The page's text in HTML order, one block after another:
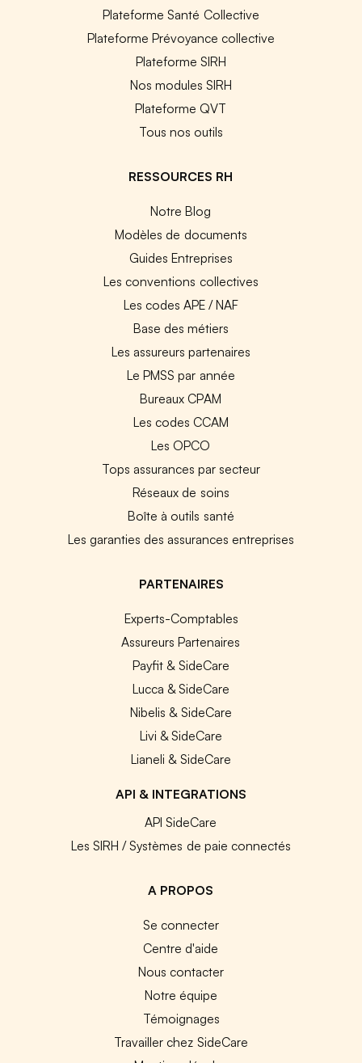
Plateforme Santé Collective
Plateforme Prévoyance collective
Plateforme SIRH
Nos modules SIRH
Plateforme QVT
Tous nos outils
RESSOURCES RH
Notre Blog
Modèles de documents
Guides Entreprises
Les conventions collectives
Les codes APE / NAF
Base des métiers
Les assureurs partenaires
Le PMSS par année
Bureaux CPAM
Les codes CCAM
Les OPCO
Tops assurances par secteur
Réseaux de soins
Boîte à outils santé
Les garanties des assurances entreprises
PARTENAIRES
Experts-Comptables
Assureurs Partenaires
Payfit & SideCare
Lucca & SideCare
Nibelis & SideCare
Livi & SideCare
Lianeli & SideCare
API & INTEGRATIONS
API SideCare
Les SIRH / Systèmes de paie connectés
A PROPOS
Se connecter
Centre d'aide
Nous contacter
Notre équipe
Témoignages
Travailler chez SideCare